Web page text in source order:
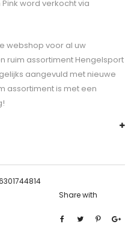
word verkocht via
webshop voor al uw
ruim assortiment Hengelsport
aangevuld met nieuwe
assortiment is met een
Share with